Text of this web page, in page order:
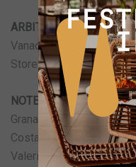
ARBITRO: Pietro Di
Vanacore di
Storelli di Nocera
NOTE: Ammoniti
Granata, Capone (F),
Costanzo (F) al minuto
Valerio (F), dir. Ferro (F)